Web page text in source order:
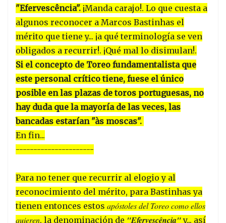
"Efervescência". ¡Manda carajo!. Lo que cuesta a
algunos reconocer a Marcos Bastinhas el
mérito que tiene y... ¡a qué terminología se ven
obligados a recurrir!. ¡Qué mal lo disimulan!.
Si el concepto de Toreo fundamentalista que
este personal crítico tiene, fuese el único
posible en las plazas de toros portuguesas, no
hay duda que la mayoría de las veces, las
bancadas estarían "às moscas".
En fin...
----------------------
Para no tener que recurrir al elogio y al
reconocimiento del mérito, para Bastinhas ya
tienen entonces estos apóstoles del Toreo como ellos
quieren, la denominación de "Efervescência"y... así